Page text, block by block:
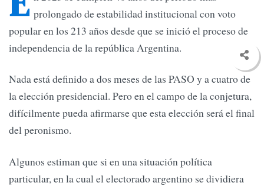
prolongado de estabilidad institucional con voto
popular en los 213 años desde que se inició el proceso de
independencia de la república Argentina.
Nada está definido a dos meses de las PASO y a cuatro de
la elección presidencial. Pero en el campo de la conjetura,
difícilmente pueda afirmarse que esta elección será el final
del peronismo.
Algunos estiman que si en una situación política
particular, en la cual el electorado argentino se dividiera